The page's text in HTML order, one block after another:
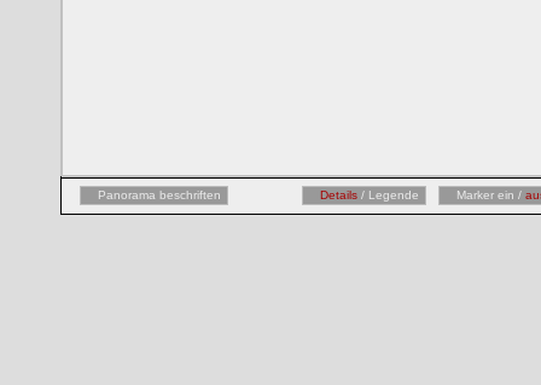
Panorama beschriften Details / Legende Marker ein /